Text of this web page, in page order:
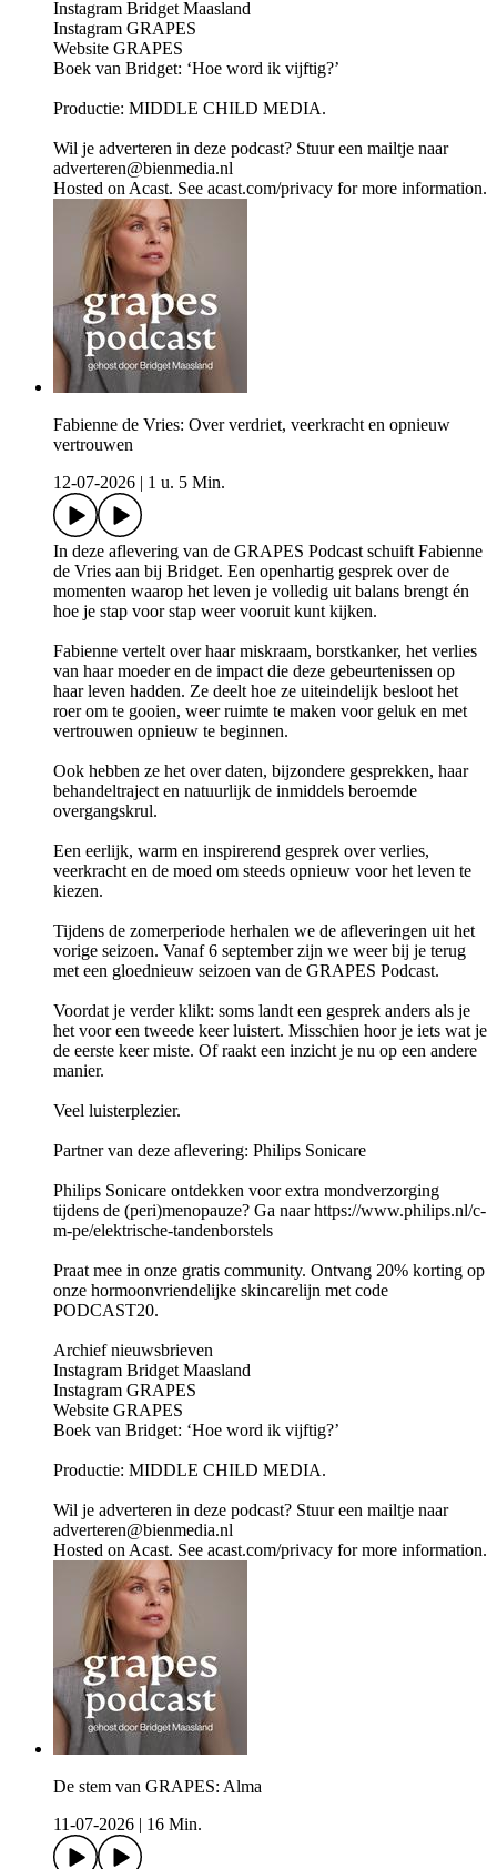
Instagram Bridget Maasland
Instagram GRAPES
Website GRAPES
Boek van Bridget: ‘Hoe word ik vijftig?’
Productie: MIDDLE CHILD MEDIA.
Wil je adverteren in deze podcast? Stuur een mailtje naar
adverteren@bienmedia.nl
Hosted on Acast. See acast.com/privacy for more information.
Fabienne de Vries: Over verdriet, veerkracht en opnieuw
vertrouwen
12-07-2026
1 u. 5 Min.
In deze aflevering van de GRAPES Podcast schuift Fabienne
de Vries aan bij Bridget. Een openhartig gesprek over de
momenten waarop het leven je volledig uit balans brengt én
hoe je stap voor stap weer vooruit kunt kijken.
Fabienne vertelt over haar miskraam, borstkanker, het verlies
van haar moeder en de impact die deze gebeurtenissen op
haar leven hadden. Ze deelt hoe ze uiteindelijk besloot het
roer om te gooien, weer ruimte te maken voor geluk en met
vertrouwen opnieuw te beginnen.
Ook hebben ze het over daten, bijzondere gesprekken, haar
behandeltraject en natuurlijk de inmiddels beroemde
overgangskrul.
Een eerlijk, warm en inspirerend gesprek over verlies,
veerkracht en de moed om steeds opnieuw voor het leven te
kiezen.
Tijdens de zomerperiode herhalen we de afleveringen uit het
vorige seizoen. Vanaf 6 september zijn we weer bij je terug
met een gloednieuw seizoen van de GRAPES Podcast.
Voordat je verder klikt: soms landt een gesprek anders als je
het voor een tweede keer luistert. Misschien hoor je iets wat je
de eerste keer miste. Of raakt een inzicht je nu op een andere
manier.
Veel luisterplezier.
Partner van deze aflevering: Philips Sonicare
Philips Sonicare ontdekken voor extra mondverzorging
tijdens de (peri)menopauze? Ga naar https://www.philips.nl/c-
m-pe/elektrische-tandenborstels
Praat mee in onze gratis community. Ontvang 20% korting op
onze hormoonvriendelijke skincarelijn met code
PODCAST20.
Archief nieuwsbrieven
Instagram Bridget Maasland
Instagram GRAPES
Website GRAPES
Boek van Bridget: ‘Hoe word ik vijftig?’
Productie: MIDDLE CHILD MEDIA.
Wil je adverteren in deze podcast? Stuur een mailtje naar
adverteren@bienmedia.nl
Hosted on Acast. See acast.com/privacy for more information.
De stem van GRAPES: Alma
11-07-2026
16 Min.